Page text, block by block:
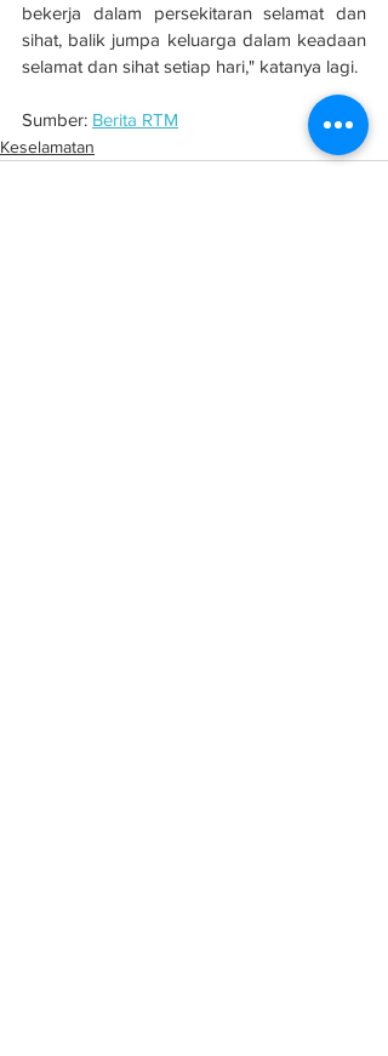
bekerja dalam persekitaran selamat dan
sihat, balik jumpa keluarga dalam keadaan
selamat dan sihat setiap hari," katanya lagi.
Sumber: Berita RTM
Keselamatan